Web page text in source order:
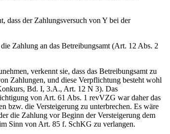
dass der Zahlungsversuch von Y bei der
Zahlung an das Betreibungsamt (Art. 12 Abs. 2
verkennt sie, dass das Betreibungsamt zu
Zahlungen, und diese Verpflichtung besteht wohl
Bd. I, 3.A., Art. 12 N 3). Das
von Art. 61 Abs. 1 revVZG war daher das
bzw. die Versteigerung zu unterbrechen. Es wäre
die Zahlung vor Beginn der Versteigerung dem
Sinn von Art. 85 f. SchKG zu verlangen.